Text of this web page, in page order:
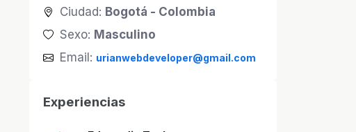
Ciudad: Bogotá - Colombia
Sexo: Masculino
Email: urianwebdeveloper@gmail.com
Experiencias